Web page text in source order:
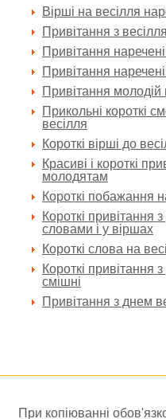
Вірші на весілля
Привітання з
Привітання
Привітання
Привітання молодій
Прикольні короткі
весілля
Короткі вірші до
Красиві і короткі
молодятам
Короткі побажання
Короткі привітання
словами і у віршах
Короткі слова на
Короткі привітання
смішні
Привітання з днем
При копіюванні